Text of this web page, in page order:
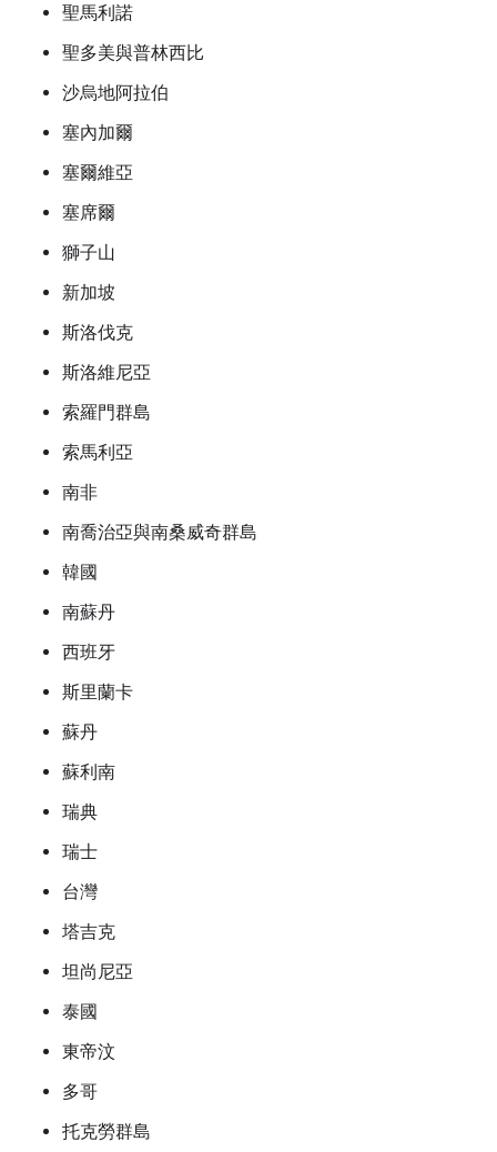
聖馬利諾
聖多美與普林西比
沙烏地阿拉伯
塞內加爾
塞爾維亞
塞席爾
獅子山
新加坡
斯洛伐克
斯洛維尼亞
索羅門群島
索馬利亞
南非
南喬治亞與南桑威奇群島
韓國
南蘇丹
西班牙
斯里蘭卡
蘇丹
蘇利南
瑞典
瑞士
台灣
塔吉克
坦尚尼亞
泰國
東帝汶
多哥
托克勞群島